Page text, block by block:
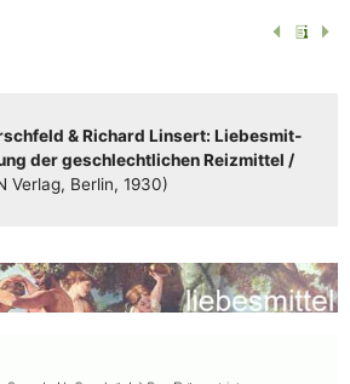
& Richard Lin­sert: Lie­bes­mit­
der geschlecht­li­chen Reiz­mit­tel /​​
Ver­lag, Ber­lin, 1930)